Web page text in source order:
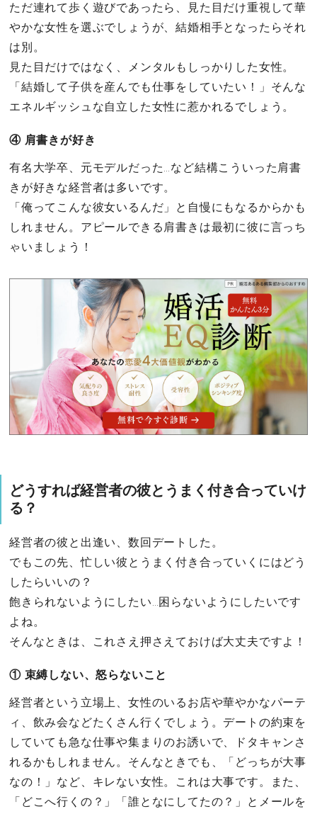
ただ連れて歩く遊びであったら、見た目だけ重視して華
やかな女性を選ぶでしょうが、結婚相手となったらそれ
は別。
見た目だけではなく、メンタルもしっかりした女性。
「結婚して子供を産んでも仕事をしていたい！」そんな
エネルギッシュな自立した女性に惹かれるでしょう。
④ 肩書きが好き
有名大学卒、元モデルだった…など結構こういった肩書
きが好きな経営者は多いです。
「俺ってこんな彼女いるんだ」と自慢にもなるからかも
しれません。アピールできる肩書きは最初に彼に言っち
ゃいましょう！
どうすれば経営者の彼とうまく付き合っていけ
る？
経営者の彼と出逢い、数回デートした。
でもこの先、忙しい彼とうまく付き合っていくにはどう
したらいいの？
飽きられないようにしたい…困らないようにしたいです
よね。
そんなときは、これさえ押さえておけば大丈夫ですよ！
① 束縛しない、怒らないこと
経営者という立場上、女性のいるお店や華やかなパーテ
ィ、飲み会などたくさん行くでしょう。デートの約束を
していても急な仕事や集まりのお誘いで、ドタキャンさ
れるかもしれません。そんなときでも、「どっちが大事
なの！」など、キレない女性。これは大事です。また、
「どこへ行くの？」「誰となにしてたの？」とメールを